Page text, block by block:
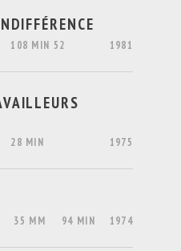
108 MIN 52 1981
28 MIN 1975
35 MM 94 MIN 1974